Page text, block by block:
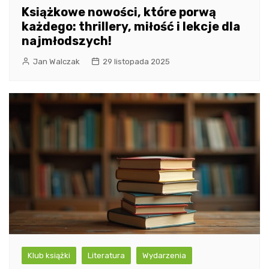
Książkowe nowości, które porwą
każdego: thrillery, miłość i lekcje dla
najmłodszych!
Jan Walczak 29 listopada 2025
Klub książki Literatura Wydarzenia